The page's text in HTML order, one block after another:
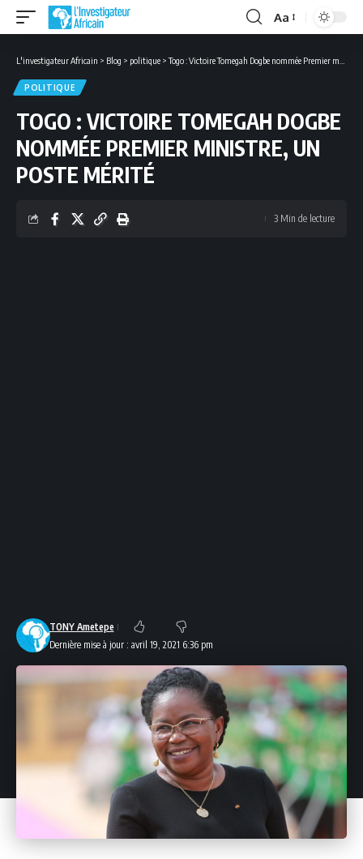
Font
Aa
L'investigateur Africain > Blog > politique >Togo : Victoire Tomegah Dogbe nommée Premier ministre, un poste mérité
POLITIQUE
TOGO : VICTOIRE TOMEGAH DOGBE
NOMMÉE PREMIER MINISTRE, UN
POSTE MÉRITÉ
Dernière mise à jour : avril 19, 2021 6:36 pm
TONY Ametepe
3 Min de lecture